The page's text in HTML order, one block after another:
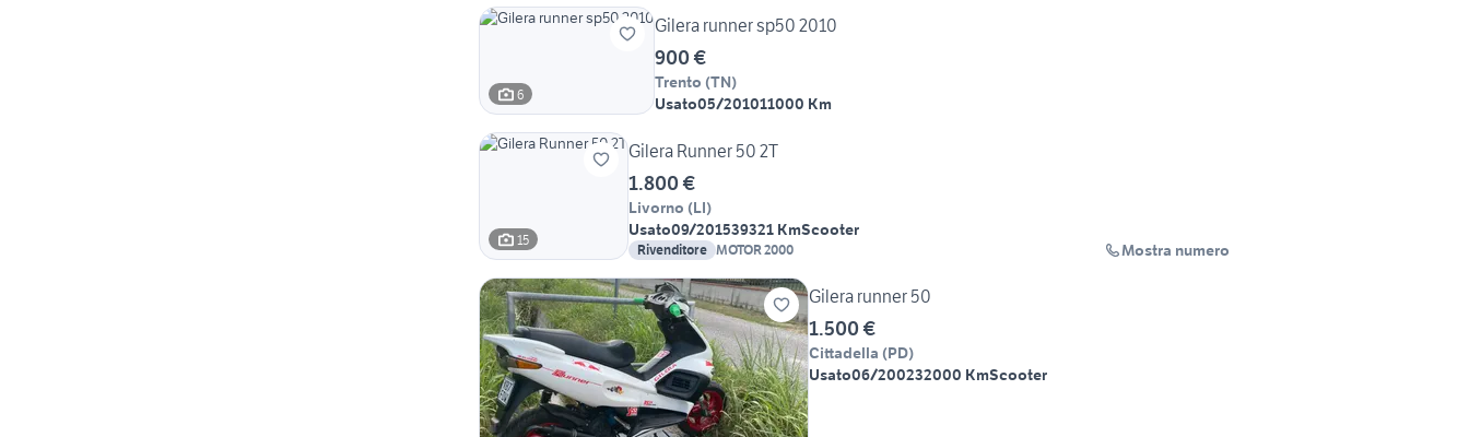
6
Gilera runner sp50 2010
900 €
Trento (TN)
Usato05/201011000 Km
15
Gilera Runner 50 2T
1.800 €
Livorno (LI)
Usato09/201539321 KmScooter
Rivenditore MOTOR 2000 Mostra numero
Gilera runner 50
1.500 €
Cittadella (PD)
Usato06/200232000 KmScooter